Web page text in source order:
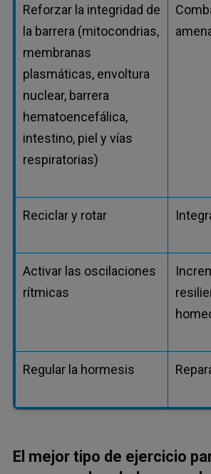
Reforzar la integridad de
la barrera (mitocondrias,
membranas
plasmáticas, envoltura
nuclear, barrera
hematoencefálica,
intestino, piel y vías
respiratorias)
Reciclar y rotar
Activar las oscilaciones
rítmicas
Regular la hormesis
El mejor tipo de ejercicio